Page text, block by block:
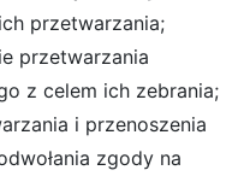
przetwarzania;
przetwarzania
z celem ich zebrania;
i przenoszenia
zgody na